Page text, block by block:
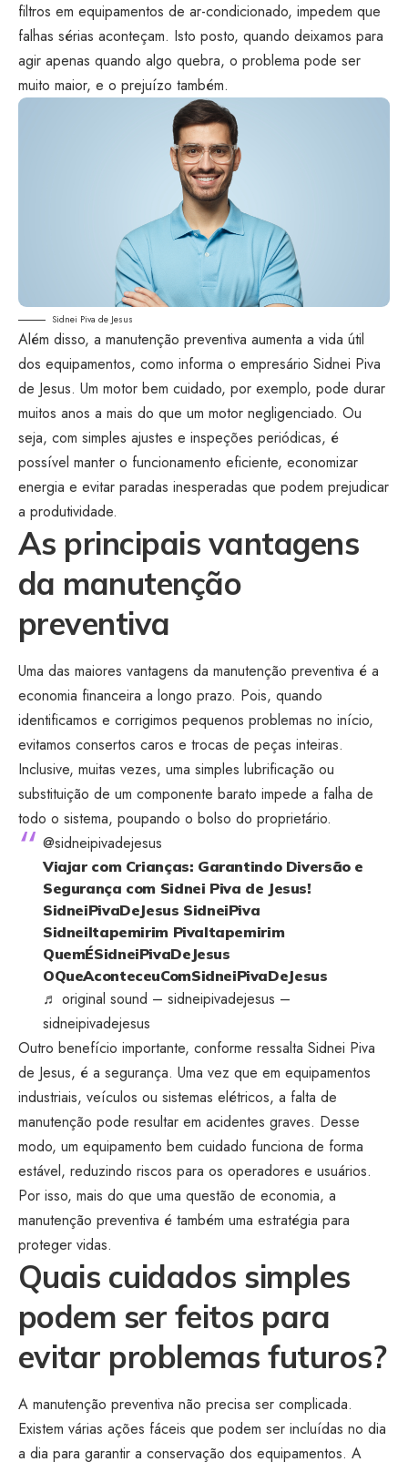
filtros em equipamentos de ar-condicionado, impedem que
falhas sérias aconteçam. Isto posto, quando deixamos para
agir apenas quando algo quebra, o problema pode ser
muito maior, e o prejuízo também.
Sidnei Piva de Jesus
Além disso, a manutenção preventiva aumenta a vida útil
dos equipamentos, como informa o empresário Sidnei Piva
de Jesus. Um motor bem cuidado, por exemplo, pode durar
muitos anos a mais do que um motor negligenciado. Ou
seja, com simples ajustes e inspeções periódicas, é
possível manter o funcionamento eficiente, economizar
energia e evitar paradas inesperadas que podem prejudicar
a produtividade.
As principais vantagens
da manutenção
preventiva
Uma das maiores vantagens da manutenção preventiva é a
economia financeira a longo prazo. Pois, quando
identificamos e corrigimos pequenos problemas no início,
evitamos consertos caros e trocas de peças inteiras.
Inclusive, muitas vezes, uma simples lubrificação ou
substituição de um componente barato impede a falha de
todo o sistema, poupando o bolso do proprietário.
@sidneipivadejesus
Viajar com Crianças: Garantindo Diversão e
Segurança com Sidnei Piva de Jesus!
SidneiPivaDeJesus SidneiPiva
SidneiItapemirim PivaItapemirim
QuemÉSidneiPivaDeJesus
OQueAconteceuComSidneiPivaDeJesus
♬ original sound – sidneipivadejesus –
sidneipivadejesus
Outro benefício importante, conforme ressalta Sidnei Piva
de Jesus, é a segurança. Uma vez que em equipamentos
industriais, veículos ou sistemas elétricos, a falta de
manutenção pode resultar em acidentes graves. Desse
modo, um equipamento bem cuidado funciona de forma
estável, reduzindo riscos para os operadores e usuários.
Por isso, mais do que uma questão de economia, a
manutenção preventiva é também uma estratégia para
proteger vidas.
Quais cuidados simples
podem ser feitos para
evitar problemas futuros?
A manutenção preventiva não precisa ser complicada.
Existem várias ações fáceis que podem ser incluídas no dia
a dia para garantir a conservação dos equipamentos. A